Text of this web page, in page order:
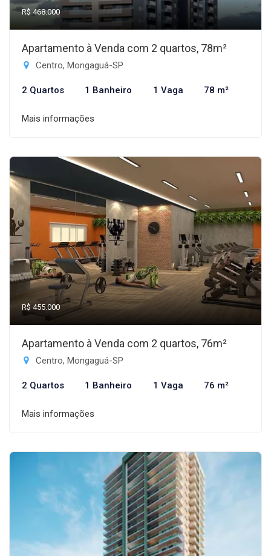
R$ 468.000
Apartamento à Venda com 2 quartos, 78m²
Centro, Mongaguá-SP
2 Quartos 1 Banheiro 1 Vaga 78 m²
Mais informações
R$ 455.000
Apartamento à Venda com 2 quartos, 76m²
Centro, Mongaguá-SP
2 Quartos 1 Banheiro 1 Vaga 76 m²
Mais informações